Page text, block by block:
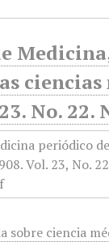
ciencias
No. 22.
sobre ciencia